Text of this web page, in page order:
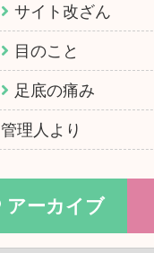
サイト改ざん
目のこと
足底の痛み
管理人より
アーカイブ